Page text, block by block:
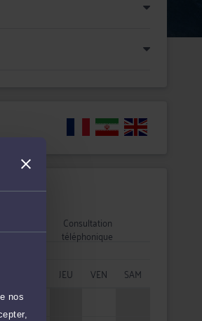
nos
Consultation
téléphonique
JEU VEN
SAM